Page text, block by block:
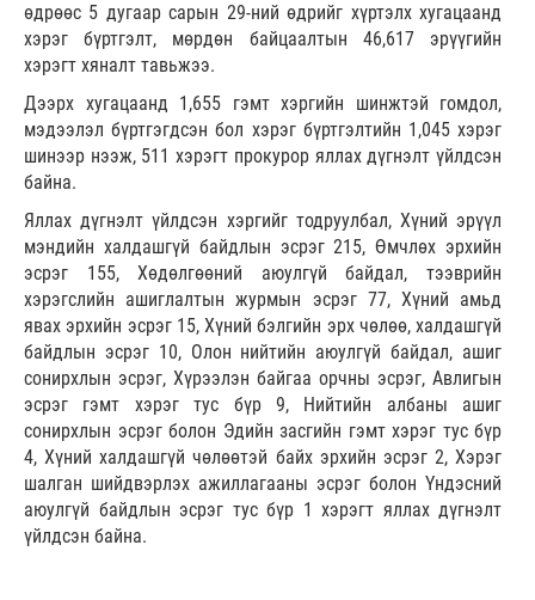
өдрөөс 5 дугаар сарын 29-ний өдрийг хүртэлх хугацаанд
хэрэг бүртгэлт, мөрдөн байцаалтын 46,617 эрүүгийн
хэрэгт хяналт тавьжээ.
Дээрх хугацаанд 1,655 гэмт хэргийн шинжтэй гомдол,
мэдээлэл бүртгэгдсэн бол хэрэг бүртгэлтийн 1,045 хэрэг
шинээр нээж, 511 хэрэгт прокурор яллах дүгнэлт үйлдсэн
байна.
Яллах дүгнэлт үйлдсэн хэргийг тодруулбал, Хүний эрүүл
мэндийн халдашгүй байдлын эсрэг 215, Өмчлөх эрхийн
эсрэг 155, Хөдөлгөөний аюулгүй байдал, тээврийн
хэрэгслийн ашиглалтын журмын эсрэг 77, Хүний амьд
явах эрхийн эсрэг 15, Хүний бэлгийн эрх чөлөө, халдашгүй
байдлын эсрэг 10, Олон нийтийн аюулгүй байдал, ашиг
сонирхлын эсрэг, Хүрээлэн байгаа орчны эсрэг, Авлигын
эсрэг гэмт хэрэг тус бүр 9, Нийтийн албаны ашиг
сонирхлын эсрэг болон Эдийн засгийн гэмт хэрэг тус бүр
4, Хүний халдашгүй чөлөөтэй байх эрхийн эсрэг 2, Хэрэг
шалган шийдвэрлэх ажиллагааны эсрэг болон Үндэсний
аюулгүй байдлын эсрэг тус бүр 1 хэрэгт яллах дүгнэлт
үйлдсэн байна.